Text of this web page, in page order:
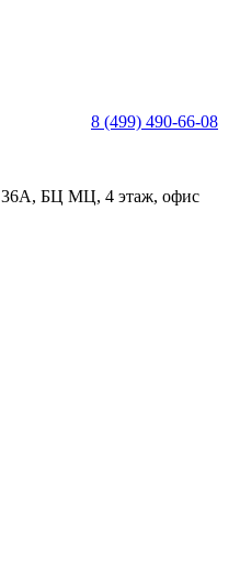
8 (499) 490-66-08
36А, БЦ МЦ, 4 этаж, офис